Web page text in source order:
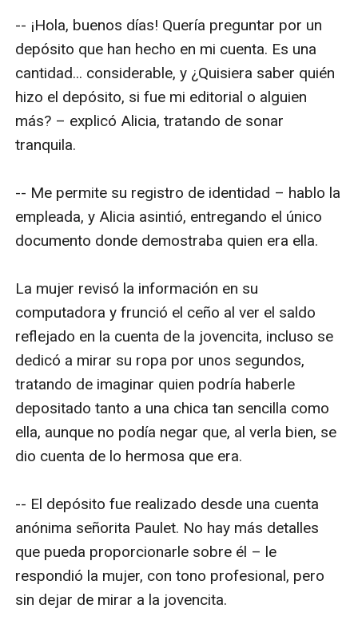
-- ¡Hola, buenos días! Quería preguntar por un
depósito que han hecho en mi cuenta. Es una
cantidad... considerable, y ¿Quisiera saber quién
hizo el depósito, si fue mi editorial o alguien
más? – explicó Alicia, tratando de sonar
tranquila.
-- Me permite su registro de identidad – hablo la
empleada, y Alicia asintió, entregando el único
documento donde demostraba quien era ella.
La mujer revisó la información en su
computadora y frunció el ceño al ver el saldo
reflejado en la cuenta de la jovencita, incluso se
dedicó a mirar su ropa por unos segundos,
tratando de imaginar quien podría haberle
depositado tanto a una chica tan sencilla como
ella, aunque no podía negar que, al verla bien, se
dio cuenta de lo hermosa que era.
-- El depósito fue realizado desde una cuenta
anónima señorita Paulet. No hay más detalles
que pueda proporcionarle sobre él – le
respondió la mujer, con tono profesional, pero
sin dejar de mirar a la jovencita.